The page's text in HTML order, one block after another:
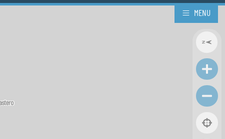
MENU